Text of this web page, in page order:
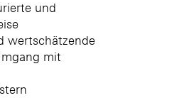
und
wertschätzende
mit